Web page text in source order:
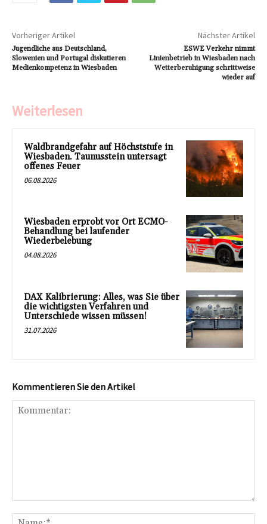
Vorheriger Artikel
Jugendliche aus Deutschland,
Slowenien und Portugal diskutieren
Medienkompetenz in Wiesbaden
Nächster Artikel
ESWE Verkehr nimmt
Linienbetrieb in Wiesbaden nach
Wetterberuhigung schrittweise
wieder auf
Weiterlesen
Waldbrandgefahr auf Höchststufe in
Wiesbaden. Taunusstein untersagt
offenes Feuer
06.08.2026
Wiesbaden erprobt vor Ort ECMO-
Behandlung bei laufender
Wiederbelebung
04.08.2026
DAX Kalibrierung: Alles, was Sie über
die wichtigsten Verfahren und
Unterschiede wissen müssen!
31.07.2026
Kommentieren Sie den Artikel